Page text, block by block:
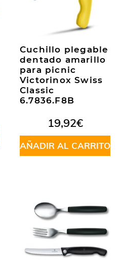
Cuchillo plegable
dentado amarillo
para picnic
Victorinox Swiss
Classic
6.7836.F8B
19,92€
AÑADIR AL CARRITO